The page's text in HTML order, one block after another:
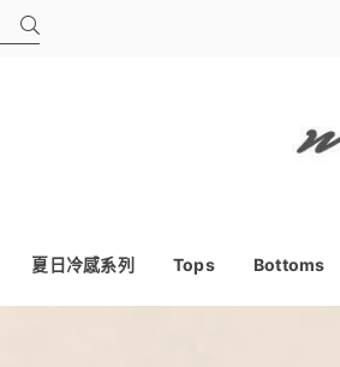
夏日冷感系列 Tops Bottoms